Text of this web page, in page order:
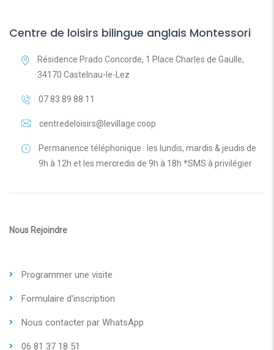
Centre de loisirs bilingue anglais Montessori
Résidence Prado Concorde, 1 Place Charles de Gaulle,
34170 Castelnau-le-Lez
07 83 89 88 11
centredeloisirs@levillage.coop
Permanence téléphonique : les lundis, mardis & jeudis de
9h à 12h et les mercredis de 9h à 18h *SMS à privilégier
Nous Rejoindre
Programmer une visite
Formulaire d'inscription
Nous contacter par WhatsApp
06 81 37 18 51